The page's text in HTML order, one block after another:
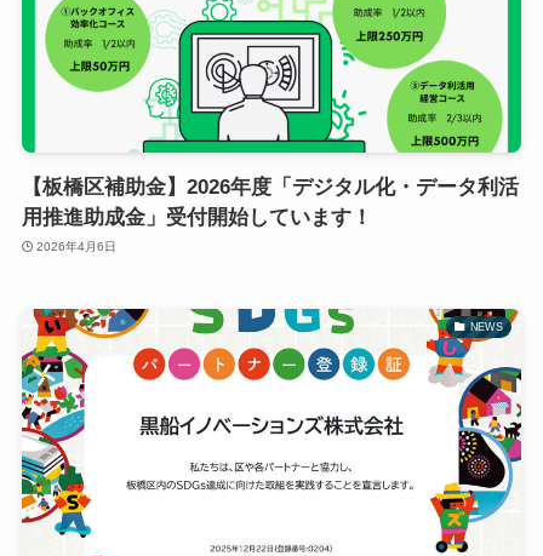
【板橋区補助金】2026年度「デジタル化・データ利活
用推進助成金」受付開始しています！
2026年4月6日
NEWS